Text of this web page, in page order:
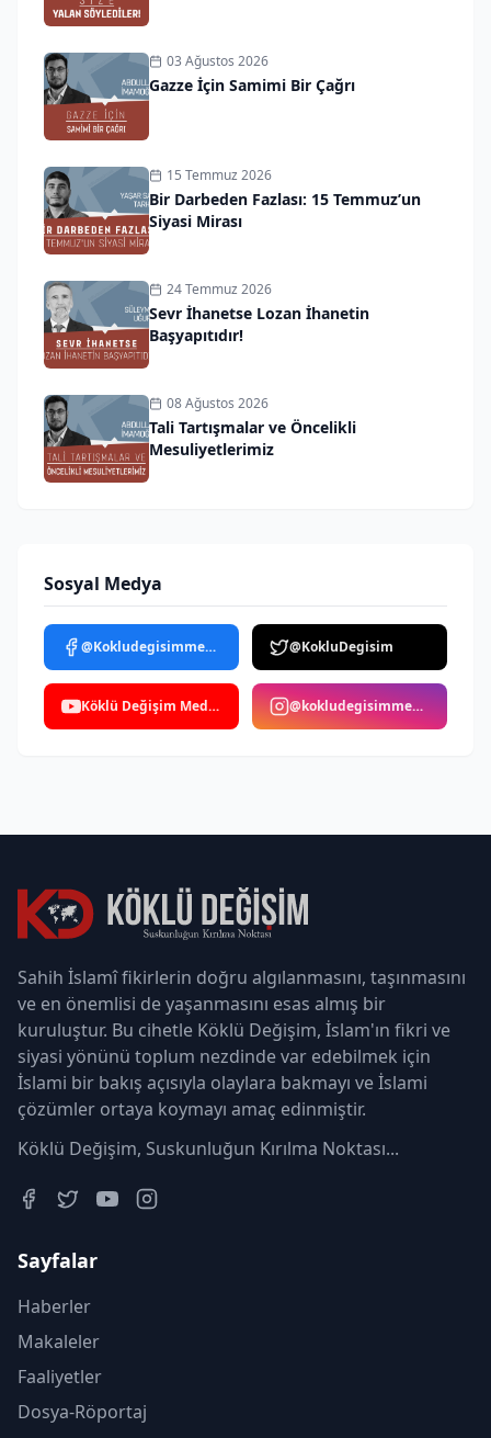
03 Ağustos 2026
Gazze İçin Samimi Bir Çağrı
15 Temmuz 2026
Bir Darbeden Fazlası: 15 Temmuz’un
Siyasi Mirası
24 Temmuz 2026
Sevr İhanetse Lozan İhanetin
Başyapıtıdır!
08 Ağustos 2026
Tali Tartışmalar ve Öncelikli
Mesuliyetlerimiz
Sosyal Medya
@Kokludegisimmedya @KokluDegisim
Köklü Değişim Medya @kokludegisimmedya
Sahih İslamî fikirlerin doğru algılanmasını, taşınmasını
ve en önemlisi de yaşanmasını esas almış bir
kuruluştur. Bu cihetle Köklü Değişim, İslam'ın fikri ve
siyasi yönünü toplum nezdinde var edebilmek için
İslami bir bakış açısıyla olaylara bakmayı ve İslami
çözümler ortaya koymayı amaç edinmiştir.
Köklü Değişim, Suskunluğun Kırılma Noktası...
Sayfalar
Haberler
Makaleler
Faaliyetler
Dosya-Röportaj